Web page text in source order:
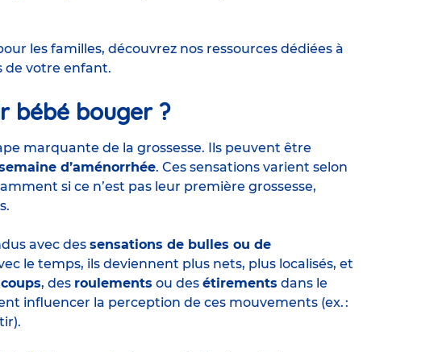
les familles, découvrez nos ressources dédiées à
de votre enfant.
bébé bouger ?
marquante de la grossesse. Ils peuvent être
semaine d’aménorrhée. Ces sensations varient selon
si ce n’est pas leur première grossesse,
avec des sensations de bulles ou de
le temps, ils deviennent plus nets, plus localisés, et
, des roulements ou des étirements dans le
influencer la perception de ces mouvements (ex. :